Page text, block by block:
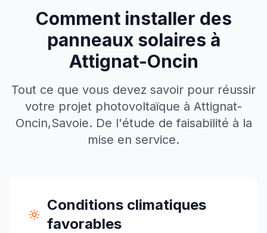
Comment installer des
panneaux solaires à
Attignat-Oncin
Tout ce que vous devez savoir pour réussir
votre projet photovoltaïque à Attignat-
Oncin,Savoie. De l'étude de faisabilité à la
mise en service.
Conditions climatiques
favorables